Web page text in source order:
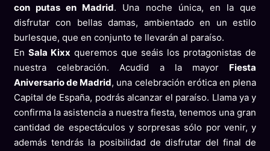
con putas en Madrid. Una noche única, en la que
disfrutar con bellas damas, ambientado en un estilo
burlesque, que en conjunto te llevarán al paraíso.
En Sala Kixx queremos que seáis los protagonistas de
nuestra celebración. Acudid a la mayor Fiesta
Aniversario de Madrid, una celebración erótica en plena
Capital de España, podrás alcanzar el paraíso. Llama ya y
confirma la asistencia a nuestra fiesta, tenemos una gran
cantidad de espectáculos y sorpresas sólo por venir, y
además tendrás la posibilidad de disfrutar del final de